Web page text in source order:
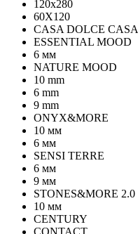
120х280
60X120
CASA DOLCE CASA
ESSENTIAL MOOD
6 мм
NATURE MOOD
10 mm
6 mm
9 mm
ONYX&MORE
10 мм
6 мм
SENSI TERRE
6 мм
9 мм
STONES&MORE 2.0
10 мм
CENTURY
CONTACT